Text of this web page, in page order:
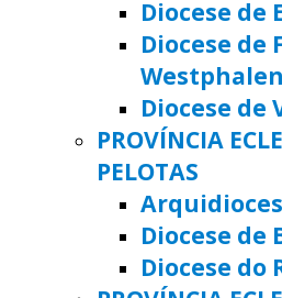
Diocese de
Diocese de
Westphalen
Diocese de
PROVÍNCIA
PELOTAS
Diocese de
Diocese do